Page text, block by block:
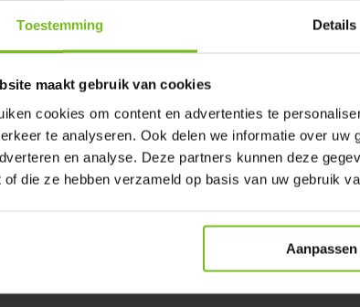
Toestemming Details
maakt gebruik van cookies
cookies om content en advertenties te
te analyseren. Ook delen we informatie over
en analyse. Deze partners kunnen deze
of die ze hebben verzameld op basis van uw gebruik
Aanpassen
commander directement le trépied